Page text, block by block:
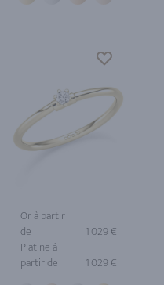
Or à partir
de
1 029 €
Platine à
partir de
1 029 €